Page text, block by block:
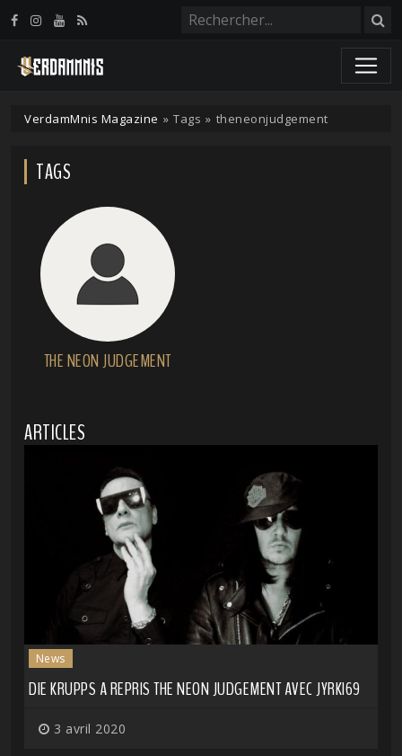
VerdamMnis Magazine » Tags » theneonjudgement
TAGS
THE NEON JUDGEMENT
ARTICLES
News
DIE KRUPPS A REPRIS THE NEON JUDGEMENT AVEC JYRKI69
3 avril 2020
Panneau de gestion des cookies